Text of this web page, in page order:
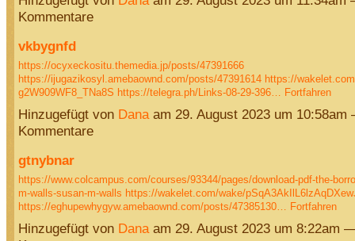
Kommentare
vkbygnfd
https://ocyxeckositu.themedia.jp/posts/47391666
https://ijugazikosyl.amebaownd.com/posts/47391614 https://
g2W909WF8_TNa8S https://telegra.ph/Links-08-29-396… Fortfahren
Hinzugefügt von Danaam 29. August 2023 um 10:58am
Kommentare
gtnybnar
https://www.colcampus.com/courses/93344/pages/download-pdf-the-
m-walls-susan-m-walls https://wakelet.com/wake/
https://eghupewhygyw.amebaownd.com/posts/47385130…
Fortfahren
Hinzugefügt von Danaam 29. August 2023 um 8:22am